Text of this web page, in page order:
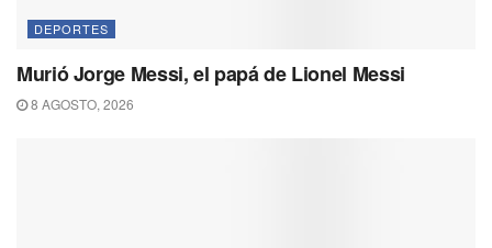
DEPORTES
Murió Jorge Messi, el papá de Lionel Messi
8 AGOSTO, 2026